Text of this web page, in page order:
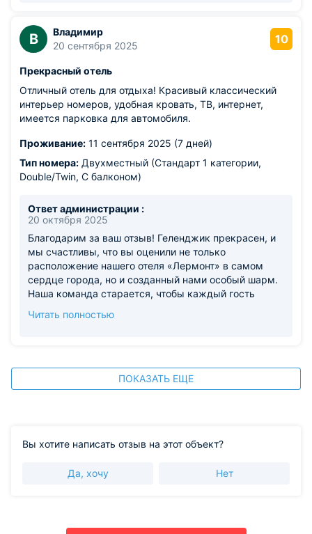
В
Владимир
20 сентября 2025
10
Прекрасный отель
Отличный отель для отдыха! Красивый классический
интерьер номеров, удобная кровать, ТВ, интернет,
имеется парковка для автомобиля.
Проживание: 11 сентября 2025 (7 дней)
Тип номера: Двухместный (Стандарт 1 категории,
Double/Twin, С балконом)
Ответ администрации :
20 октября 2025
Благодарим за ваш отзыв! Геленджик прекрасен, и
мы счастливы, что вы оценили не только
расположение нашего отеля «Лермонт» в самом
сердце города, но и созданный нами особый шарм.
Наша команда старается, чтобы каждый гость
радовать вас отличным сервисом и душевной
Читать полностью
ПОКАЗАТЬ ЕЩЕ
Вы хотите написать отзыв на этот объект?
Да, хочу Нет